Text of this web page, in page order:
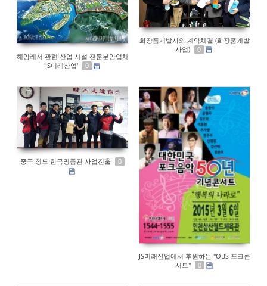
해양레저 관련 산업 시설 전문분양업체
'JS미래산업'
0
화장품개발사와 계약체결 (화장품개발
사업)
0
중국 청도 한국명품관 사업진출 0
JS미래산업에서 후원하는 "OBS 포크콘
서트"
0